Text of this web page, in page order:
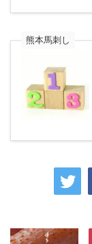
熊本馬刺し